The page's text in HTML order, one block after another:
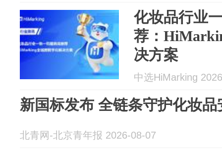
化妆品行业
荐：
决方案
中选HiMarking
新国标发布 全链条守护化妆品
北青网-北京青年报 2026-08-07